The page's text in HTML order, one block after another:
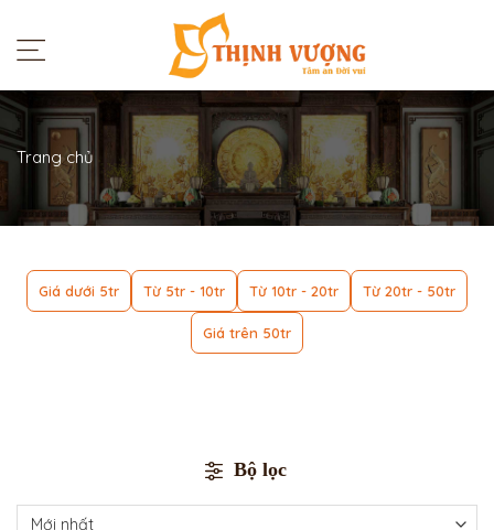
Trang chủ
Giá dưới 5tr Từ 5tr - 10tr Từ 10tr - 20tr Từ 20tr - 50tr
Giá trên 50tr
Bộ lọc